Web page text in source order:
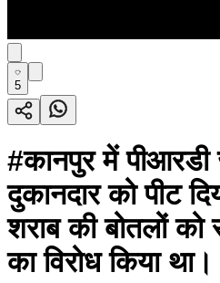
5
#कानपुर में पीआरडी
दुकानदार को पीट
शराब की बोतलों
का विरोध किया